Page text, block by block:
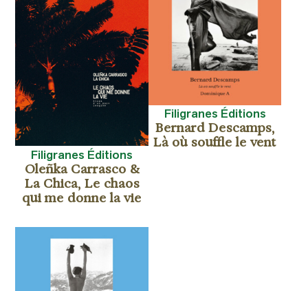
Filigranes Éditions
Oleñka Carrasco &
La Chica, Le chaos
qui me donne la vie
Filigranes Éditions
Bernard Descamps,
Là où souffle le vent